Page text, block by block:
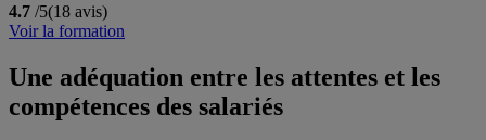
4.7 /5(18 avis)
Voir la formation
Une adéquation entre les attentes et les
compétences des salariés